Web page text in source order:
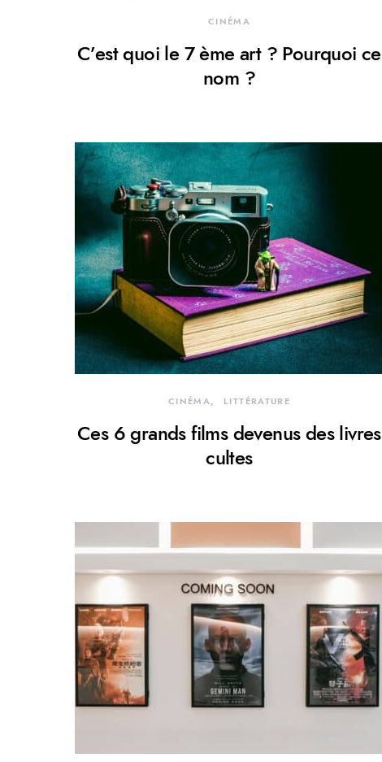
CINÉMA
C’est quoi le 7 ème art ? Pourquoi ce
nom ?
CINÉMA LITTÉRATURE
Ces 6 grands films devenus des livres
cultes